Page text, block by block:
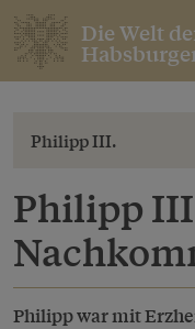
Die Welt
Philipp III.
Philipp
Philipp war mit